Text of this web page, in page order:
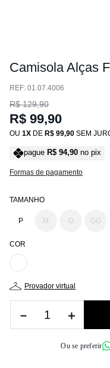
Camisola Alças
: 01.07.4006
R$ 129,90
R$ 99,90
OU 1 DE R$ 99,90 SEM
pague R$ 94,90 no pix
Formas de pagamento
TAMANHO
P M G GG
COR
provador virtual
＋
－
Ou se preferir